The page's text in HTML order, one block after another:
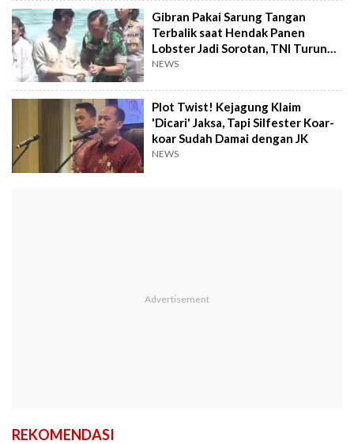
Gibran Pakai Sarung Tangan
Terbalik saat Hendak Panen
Lobster Jadi Sorotan, TNI Turun
Tangan
NEWS
Plot Twist! Kejagung Klaim
'Dicari' Jaksa, Tapi Silfester Koar-
koar Sudah Damai dengan JK
NEWS
REKOMENDASI